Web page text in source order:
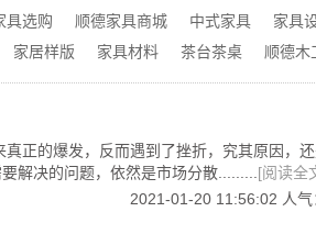
得移开视线。
款茶几采用特殊的玻璃材质设计而成。
深灰色的瓷砖装饰很少见，唯一的优点
果，美国式电视架子的装饰性和功能
厅和阳台，让客厅显得更加宽敞明亮
具选购 顺德家具商城 中式家具
家具
家居样版 家具材料 茶台茶桌 顺德木
正的爆发，反而遇到了挫折，究其原因，
解决的问题，依然是市场分散......... [阅读全
2021-01-20 11:56:02 人气